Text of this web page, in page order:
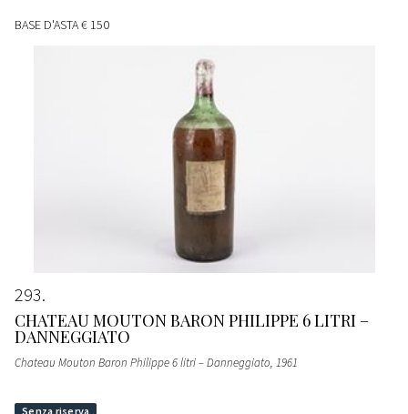
BASE D'ASTA€ 150
293
CHATEAU MOUTON BARON PHILIPPE 6 LITRI –
DANNEGGIATO
Chateau Mouton Baron Philippe 6 litri – Danneggiato, 1961